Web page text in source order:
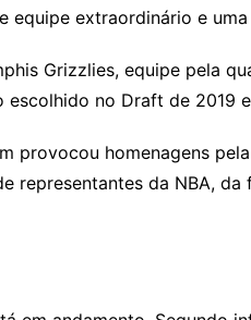
equipe extraordinário e
Grizzlies, equipe pela
no Draft de 2019
provocou homenagens
representantes da NBA,